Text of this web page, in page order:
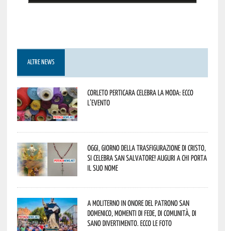
ALTRE NEWS
Corleto Perticara celebra la moda: ecco
l’evento
Oggi, giorno della Trasfigurazione di Cristo,
si celebra San Salvatore! Auguri a chi porta
il suo nome
A Moliterno in onore del Patrono San
Domenico, momenti di fede, di comunità, di
sano divertimento. Ecco le foto